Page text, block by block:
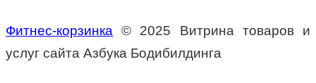
Фитнес-корзинка © 2025 Витрина товаров и
услуг сайта Азбука Бодибилдинга